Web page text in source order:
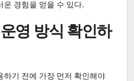
운 경험을 얻을 수 있다.
영 방식 확인하
하기 전에 가장 먼저 확인해야